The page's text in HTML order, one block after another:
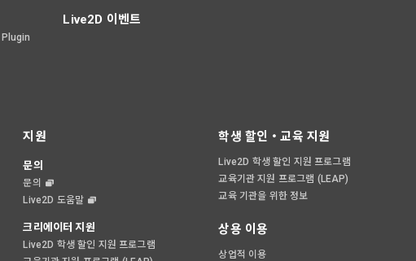
Live2D 이벤트
지원
문의
문의
Live2D 도움말
크리에이터 지원
Live2D 학생 할인 지원 프로그램
학생 할인・교육 지원
Live2D 학생 할인 지원 프로그램
교육기관 지원 프로그램 (LEAP)
교육 기관을 위한 정보
상용 이용
상업적 이용